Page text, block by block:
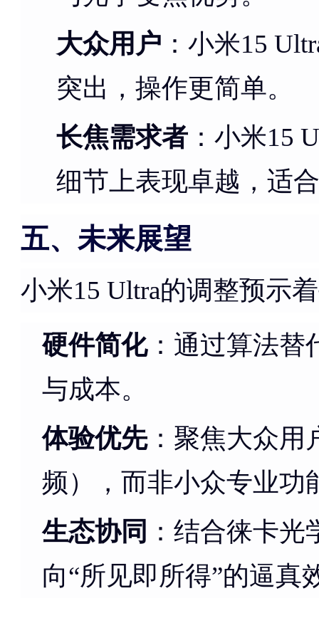
大众用户 ：小米15
突出，操作更简单。
长焦需求者 ：小米15
细节上表现卓越，适
五、未来展望
小米15 Ultra的调整预示
硬件简化：通过算法替
与成本。
体验优先：聚焦大众用
频），而非小众专业功
生态协同 ：结合徕卡
向“所见即所得”的逼真